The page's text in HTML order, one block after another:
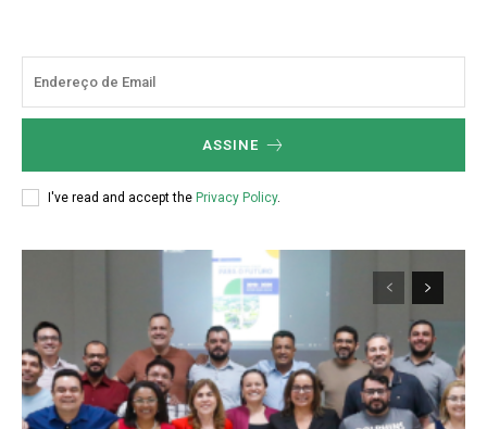
ASSINE
I've read and accept the Privacy Policy.